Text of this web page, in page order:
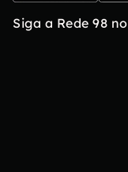
Siga a Rede 98 no